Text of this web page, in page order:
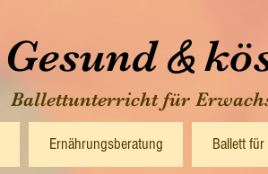
Gesund &
Ballettunterricht für
Ernährungsberatung Ballett